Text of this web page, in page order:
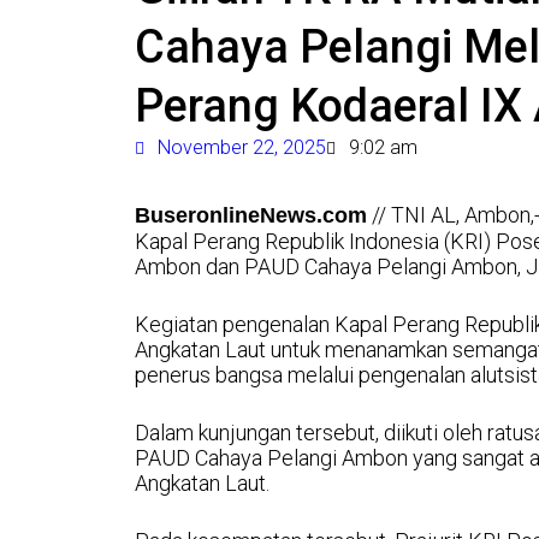
Cahaya Pelangi
Perang Kodaeral
November 22, 2025 9:02 am
BuseronlineNews.com // TNI AL,
Kapal Perang Republik Indonesia (KRI)
Ambon dan PAUD Cahaya Pelangi
Kegiatan pengenalan Kapal Perang
Angkatan Laut untuk menanamkan
penerus bangsa melalui pengenalan
Dalam kunjungan tersebut, diikuti oleh
PAUD Cahaya Pelangi Ambon yang
Angkatan Laut.